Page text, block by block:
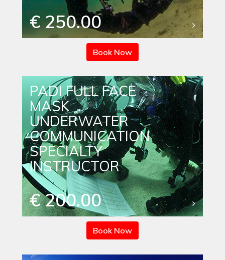
€ 250.00
Book Now
PADI FULL FACE
MASK
UNDERWATER
COMMUNICATION
SPECIALTY
INSTRUCTOR
€ 200.00
Book Now